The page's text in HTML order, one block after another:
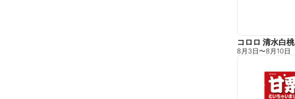
コロロ 清水白桃
8月3日〜8月10日